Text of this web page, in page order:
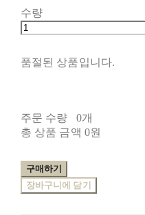
수량
품절된 상품입니다.
주문 수량
0개
총 상품 금액 0원
구매하기
장바구니에 담기